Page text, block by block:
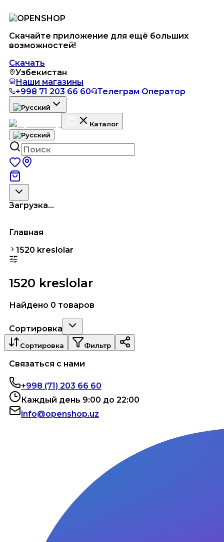
Скачайте приложение для ещё больших
возможностей!
Скачать
Узбекистан
Наши магазины
+998 71 203 66 60
Телеграм Оператор
Каталог
Загрузка...
Главная
1520 kreslolar
1520 kreslolar
Найдено 0 товаров
Сортировка
Сортировка Фильтр
Связаться с нами
+998 (71) 203 66 60
Каждый день 9:00 до 22:00
info@openshop.uz